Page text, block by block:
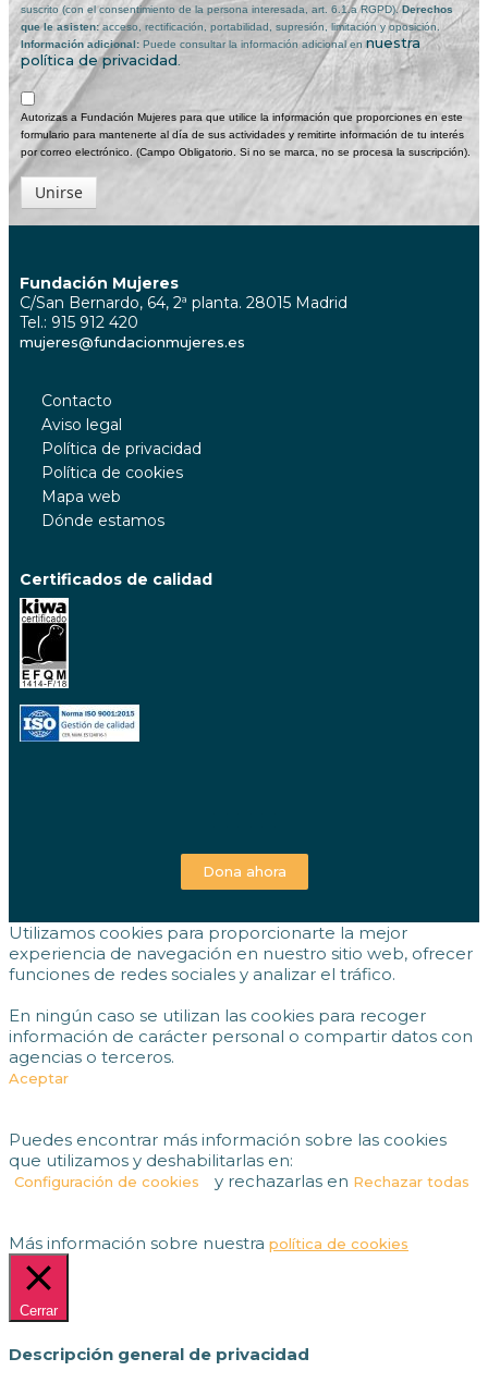
suscrito (con el consentimiento de la persona interesada, art. 6.1.a RGPD).Derechos
que le asisten:acceso, rectificación, portabilidad, supresión, limitación y oposición.
Información adicional: Puede consultar la información adicional en nuestra
política de privacidad
Autorizas a Fundación Mujeres para que utilice la información que proporciones en este
formulario para mantenerte al día de sus actividades y remitirte información de tu interés
por correo electrónico. (Campo Obligatorio. Si no se marca, no se procesa la suscripción).
Unirse
Fundación Mujeres
C/San Bernardo, 64, 2ª planta. 28015 Madrid
Tel.: 915 912 420
mujeres@fundacionmujeres.es
Contacto
Aviso legal
Política de privacidad
Política de cookies
Mapa web
Dónde estamos
Certificados de calidad
Dona ahora
Utilizamos cookies para proporcionarte la mejor
experiencia de navegación en nuestro sitio web, ofrecer
funciones de redes sociales y analizar el tráfico.
En ningún caso se utilizan las cookies para recoger
información de carácter personal o compartir datos con
agencias o terceros.
Aceptar
Puedes encontrar más información sobre las cookies
que utilizamos y deshabilitarlas en:
Configuración de cookies y rechazarlas en Rechazar todas
Más información sobre nuestra política de cookies
Cerrar
Descripción general de privacidad